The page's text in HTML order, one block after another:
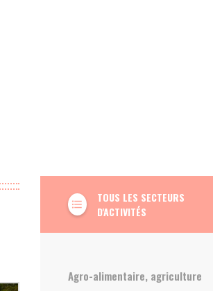
format_list_bulleted
TOUS LES SECTEURS
D'ACTIVITÉS
Agro-alimentaire, agriculture